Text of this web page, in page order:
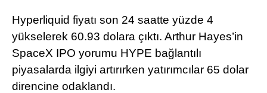
LinkedIn
Telegram
Hyperliquid fiyatı son 24 saatte yüzde 4
yükselerek 60.93 dolara çıktı. Arthur Hayes’in
SpaceX IPO yorumu HYPE bağlantılı
piyasalarda ilgiyi artırırken yatırımcılar 65 dolar
direncine odaklandı.